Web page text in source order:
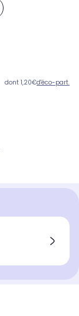
dont 1,20€d'éco-part.